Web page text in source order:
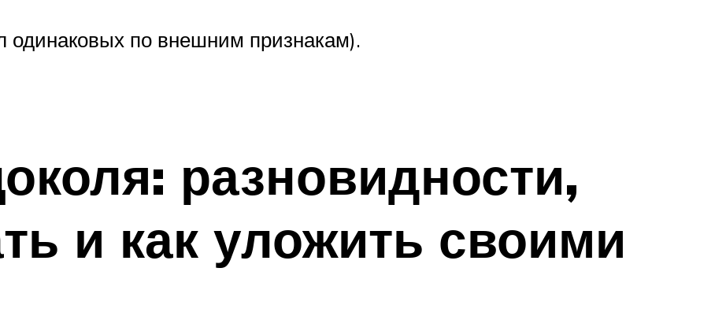
одинаковых по внешним признакам).
разновидности,
и как уложить своими